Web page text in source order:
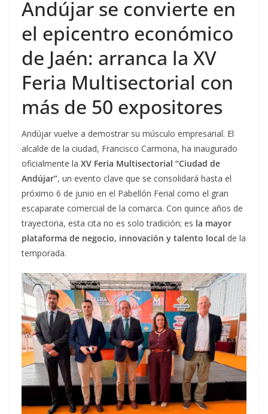
Andújar se convierte en
el epicentro económico
de Jaén: arranca la XV
Feria Multisectorial con
más de 50 expositores
Andújar vuelve a demostrar su músculo empresarial. El
alcalde de la ciudad, Francisco Carmona, ha inaugurado
oficialmente la XV Feria Multisectorial “Ciudad de
Andújar”, un evento clave que se consolidará hasta el
próximo 6 de junio en el Pabellón Ferial como el gran
escaparate comercial de la comarca. Con quince años de
trayectoria, esta cita no es solo tradición; es la mayor
plataforma de negocio, innovación y talento local de la
temporada.